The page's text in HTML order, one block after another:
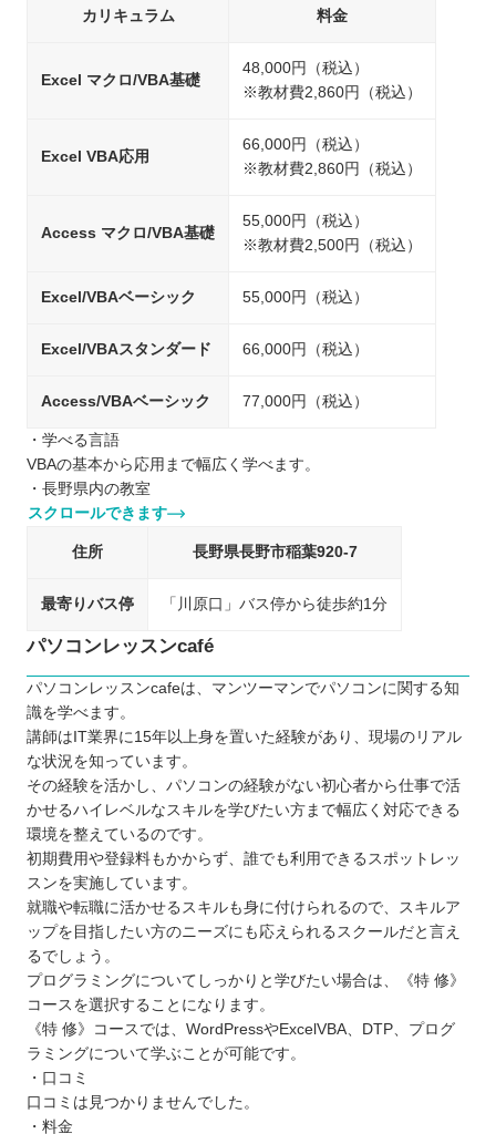
カリキュラム 料金
Excel マクロ/VBA基礎
48,000円（税込）
※教材費2,860円（税込）
Excel VBA応用
66,000円（税込）
※教材費2,860円（税込）
Access マクロ/VBA基礎
55,000円（税込）
※教材費2,500円（税込）
Excel/VBAベーシック 55,000円（税込）
Excel/VBAスタンダード 66,000円（税込）
Access/VBAベーシック 77,000円（税込）
・学べる言語
VBAの基本から応用まで幅広く学べます。
・長野県内の教室
スクロールできます
住所 長野県長野市稲葉920-7
最寄りバス停 「川原口」バス停から徒歩約1分
パソコンレッスンcafé
パソコンレッスンcafeは、マンツーマンでパソコンに関する知
識を学べます。
講師はIT業界に15年以上身を置いた経験があり、現場のリアル
な状況を知っています。
その経験を活かし、パソコンの経験がない初心者から仕事で活
かせるハイレベルなスキルを学びたい方まで幅広く対応できる
環境を整えているのです。
初期費用や登録料もかからず、誰でも利用できるスポットレッ
スンを実施しています。
就職や転職に活かせるスキルも身に付けられるので、スキルア
ップを目指したい方のニーズにも応えられるスクールだと言え
るでしょう。
プログラミングについてしっかりと学びたい場合は、《特 修》
コースを選択することになります。
《特 修》コースでは、WordPressやExcelVBA、DTP、プログ
ラミングについて学ぶことが可能です。
・口コミ
口コミは見つかりませんでした。
・料金